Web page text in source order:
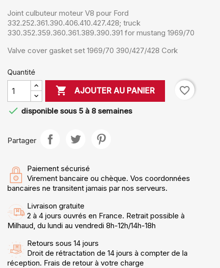
Joint culbuteur moteur V8 pour Ford
332.252.361.390.406.410.427.428; truck
330.352.359.360.361.389.390.391 for mustang 1969/70
Valve cover gasket set 1969/70 390/427/428 Cork
Quantité
 AJOUTER AU PANIER
favorite_border
 disponible sous 5 à 8 semaines
Partager
Paiement sécurisé
Virement bancaire ou chèque. Vos coordonnées
bancaires ne transitent jamais par nos serveurs.
Livraison gratuite
2 à 4 jours ouvrés en France. Retrait possible à
Milhaud, du lundi au vendredi 8h-12h/14h-18h
Retours sous 14 jours
Droit de rétractation de 14 jours à compter de la
réception. Frais de retour à votre charge